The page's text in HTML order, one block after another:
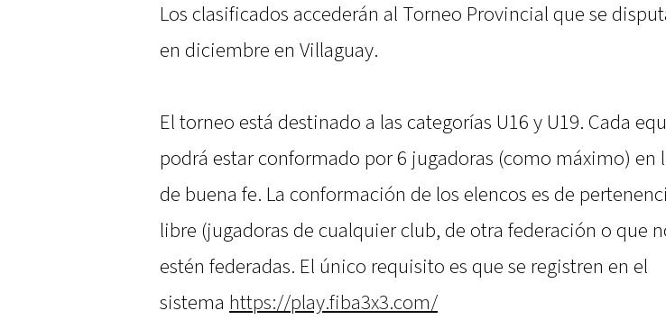
Los clasificados accederán al Torneo Provincial que se
en diciembre en Villaguay.
El torneo está destinado a las categorías U16 y U19. Cada
podrá estar conformado por 6 jugadoras (como máximo) en
de buena fe. La conformación de los elencos es de
libre (jugadoras de cualquier club, de otra federación o que
estén federadas. El único requisito es que se registren en el
sistema https://play.fiba3x3.com/